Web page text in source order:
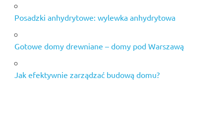
Posadzki anhydrytowe: wylewka anhydrytowa
Gotowe domy drewniane – domy pod Warszawą
Jak efektywnie zarządzać budową domu?